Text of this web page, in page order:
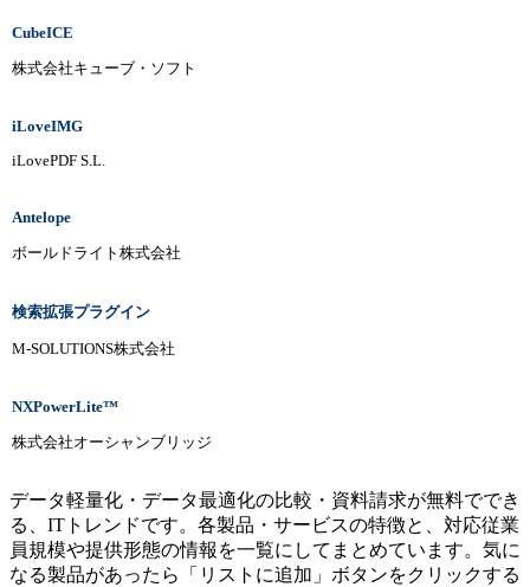
CubeICE
株式会社キューブ・ソフト
iLoveIMG
iLovePDF S.L.
Antelope
ボールドライト株式会社
検索拡張プラグイン
M-SOLUTIONS株式会社
NXPowerLite™
株式会社オーシャンブリッジ
データ軽量化・データ最適化の比較・資料請求が無料ででき
る、ITトレンドです。各製品・サービスの特徴と、対応従業
員規模や提供形態の情報を一覧にしてまとめています。気に
なる製品があったら「リストに追加」ボタンをクリックする